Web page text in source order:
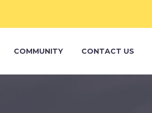
COMMUNITY CONTACT US